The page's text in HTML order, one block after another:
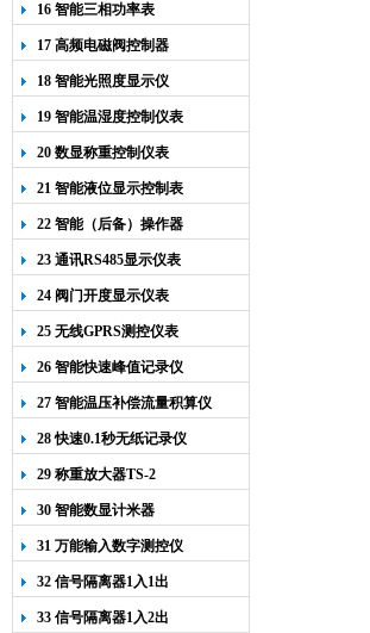
16 智能三相功率表
17 高频电磁阀控制器
18 智能光照度显示仪
19 智能温湿度控制仪表
20 数显称重控制仪表
21 智能液位显示控制表
22 智能（后备）操作器
23 通讯RS485显示仪表
24 阀门开度显示仪表
25 无线GPRS测控仪表
26 智能快速峰值记录仪
27 智能温压补偿流量积算仪
28 快速0.1秒无纸记录仪
29 称重放大器TS-2
30 智能数显计米器
31 万能输入数字测控仪
32 信号隔离器1入1出
33 信号隔离器1入2出